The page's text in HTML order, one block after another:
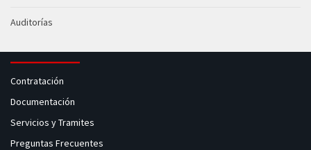
Auditorías
Contratación
Documentación
Servicios y Tramites
Preguntas Frecuentes